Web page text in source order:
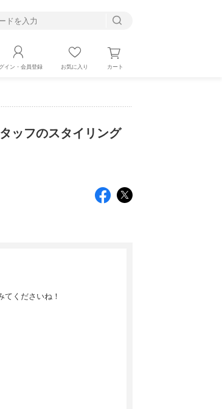
イン・会員登録 お気に入り カート
ッフのスタイリング
くださいね！